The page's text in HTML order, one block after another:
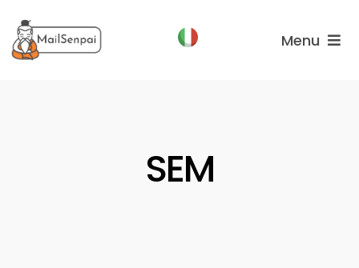
al
contenuto
Menu
SEM